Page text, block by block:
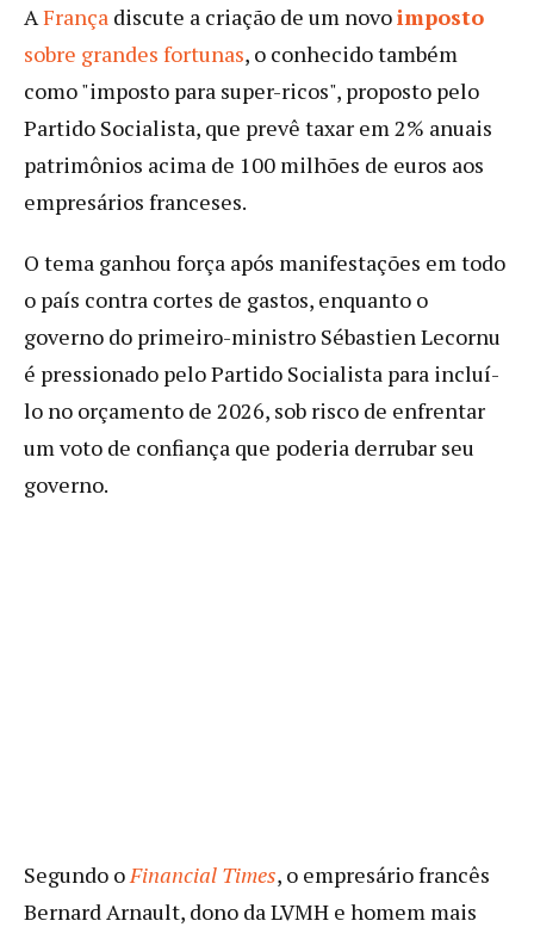
AFrança discute a criação de um novoimposto
sobre grandes fortunas, o conhecido também
como "imposto para super-ricos", proposto pelo
Partido Socialista, que prevê taxar em 2% anuais
patrimônios acima de 100 milhões de euros aos
empresários franceses.
O tema ganhou força após manifestações em todo
o país contra cortes de gastos, enquanto o
governo do primeiro-ministro Sébastien Lecornu
é pressionado pelo Partido Socialista para incluí-
lo no orçamento de 2026, sob risco de enfrentar
um voto de confiança que poderia derrubar seu
governo.
Segundo oFinancial Times, o empresário francês
Bernard Arnault, dono da LVMH e homem mais